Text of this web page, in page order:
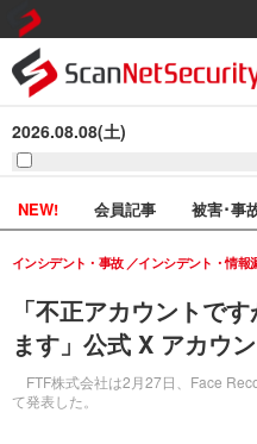
2026.08.08(土)
NEW! 会員記事 被害･事
「不正アカウントで
ます」公式 X アカウ
FTF株式会社は2月27日、Face
て発表した。
インシデント・事故 インシデント・情報